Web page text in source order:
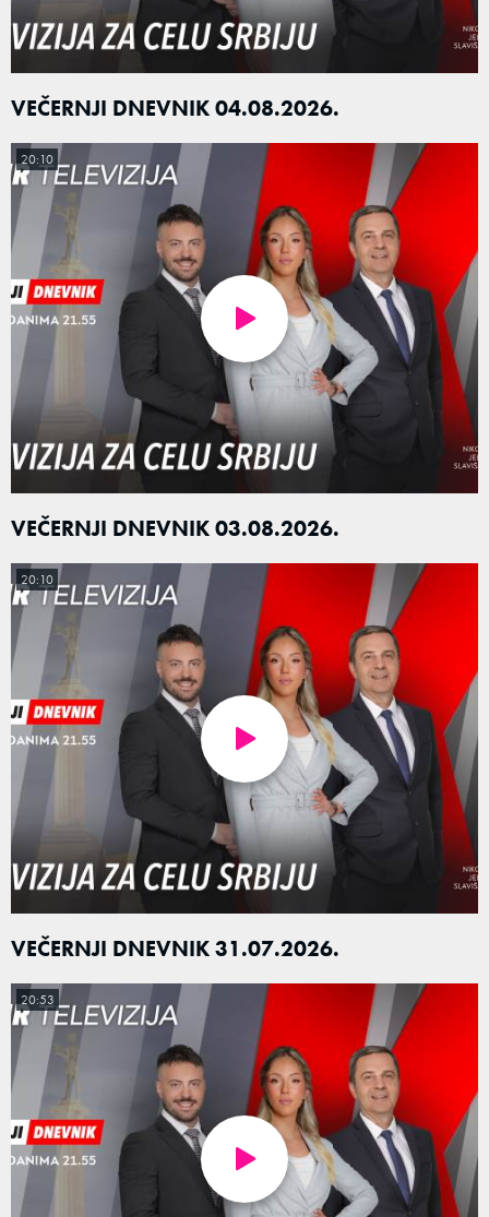
VEČERNJI DNEVNIK 04.08.2026.
VEČERNJI DNEVNIK 03.08.2026.
20:10
VEČERNJI DNEVNIK 31.07.2026.
20:10
20:53